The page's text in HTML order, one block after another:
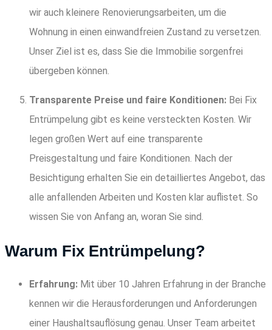
wir auch kleinere Renovierungsarbeiten, um die
Wohnung in einen einwandfreien Zustand zu versetzen.
Unser Ziel ist es, dass Sie die Immobilie sorgenfrei
übergeben können.
Transparente Preise und faire Konditionen: Bei Fix
Entrümpelung gibt es keine versteckten Kosten. Wir
legen großen Wert auf eine transparente
Preisgestaltung und faire Konditionen. Nach der
Besichtigung erhalten Sie ein detailliertes Angebot, das
alle anfallenden Arbeiten und Kosten klar auflistet. So
wissen Sie von Anfang an, woran Sie sind.
Warum Fix Entrümpelung?
Erfahrung: Mit über 10 Jahren Erfahrung in der Branche
kennen wir die Herausforderungen und Anforderungen
einer Haushaltsauflösung genau. Unser Team arbeitet